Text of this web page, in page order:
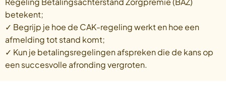
betekent;
✓ Begrijp je hoe de CAK-regeling werkt en hoe een
afmelding tot stand komt;
✓ Kun je betalingsregelingen afspreken die de kans op
een succesvolle afronding vergroten.